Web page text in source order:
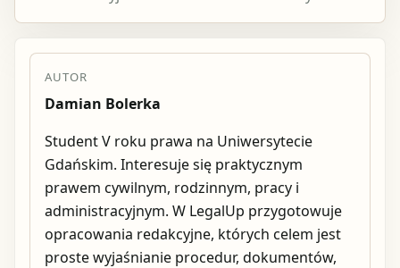
AUTOR
Damian Bolerka
Student V roku prawa na Uniwersytecie
Gdańskim. Interesuje się praktycznym
prawem cywilnym, rodzinnym, pracy i
administracyjnym. W LegalUp przygotowuje
opracowania redakcyjne, których celem jest
proste wyjaśnianie procedur, dokumentów,